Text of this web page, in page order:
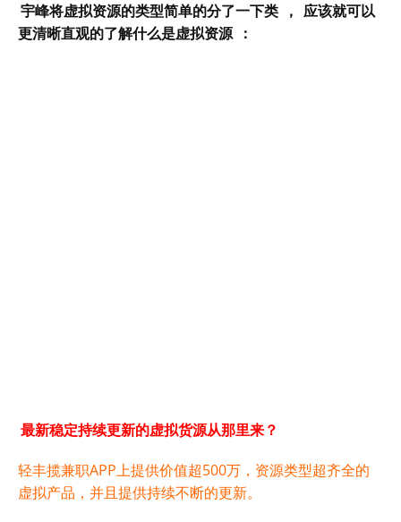
宇峰将虚拟资源的类型简单的分了一下类 ， 应该就可以
更清晰直观的了解什么是虚拟资源 ：
最新稳定持续更新的虚拟货源从那里来？
轻丰揽兼职APP上提供价值超500万，资源类型超齐全的
虚拟产品，并且提供持续不断的更新。